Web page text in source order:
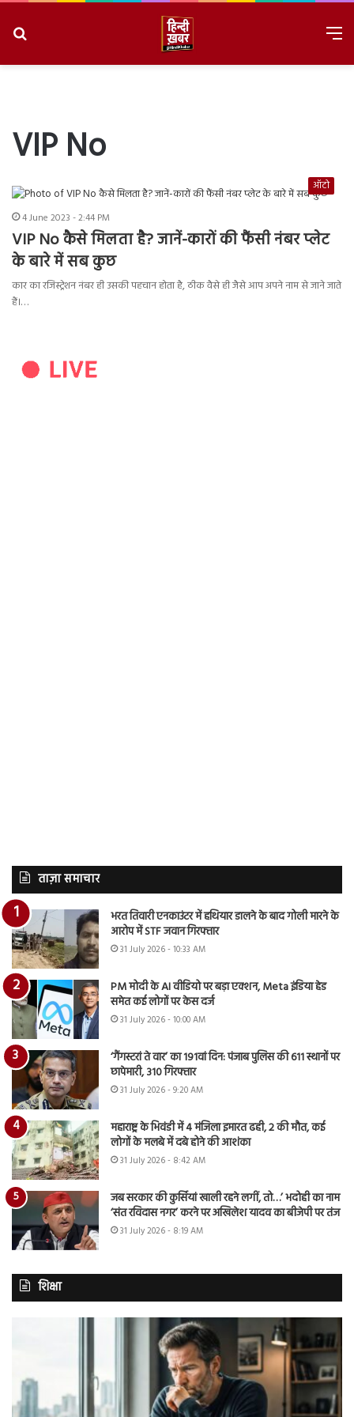
VIP No
ऑटो
4 June 2023 - 2:44 PM
VIP No कैसे मिलता है? जानें-कारों की फैंसी नंबर प्लेट
के बारे में सब कुछ
कार का रजिस्ट्रेशन नंबर ही उसकी पहचान होता है, ठीक वैसे ही जैसे आप अपने नाम से जाने जाते
हैं।…
ताज़ा समाचार
भरत तिवारी एनकाउंटर में हथियार डालने के बाद गोली मारने के
आरोप में STF जवान गिरफ्तार
31 July 2026 - 10:33 AM
PM मोदी के AI वीडियो पर बड़ा एक्शन, Meta इंडिया हेड
समेत कई लोगों पर केस दर्ज
31 July 2026 - 10:00 AM
‘गैंगस्टरां ते वार’ का 191वां दिन: पंजाब पुलिस की 611 स्थानों पर
छापेमारी, 310 गिरफ्तार
31 July 2026 - 9:20 AM
महाराष्ट्र के भिवंडी में 4 मंजिला इमारत ढही, 2 की मौत, कई
लोगों के मलबे में दबे होने की आशंका
31 July 2026 - 8:42 AM
जब सरकार की कुर्सियां खाली रहने लगीं, तो…’ भदोही का नाम
‘संत रविदास नगर’ करने पर अखिलेश यादव का बीजेपी पर तंज
31 July 2026 - 8:19 AM
शिक्षा